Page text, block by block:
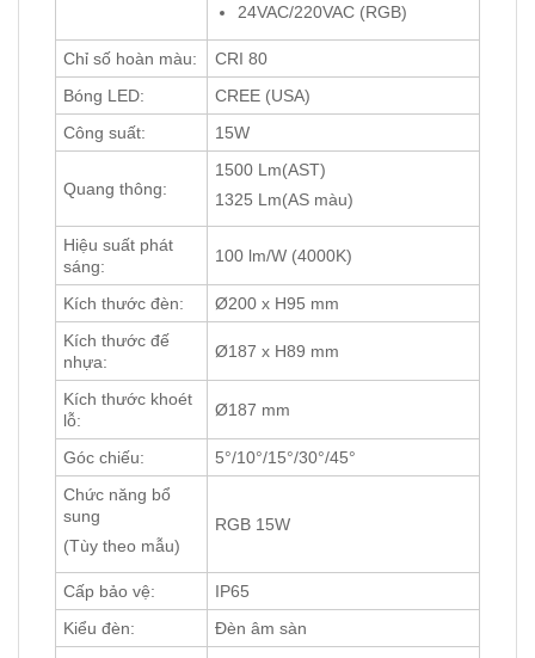
24VAC/220VAC (RGB)
Chỉ số hoàn màu:
CRI 80
Bóng LED:
CREE (USA)
Công suất:
15W
Quang thông:
1500 Lm(AST)
1325 Lm(AS màu)
Hiệu suất phát
sáng:
100 lm/W (4000K)
Kích thước đèn:
Ø200 x H95 mm
Kích thước đế
nhựa:
Ø187 x H89 mm
Kích thước khoét
lỗ:
Ø187 mm
Góc chiếu:
5°/10°/15°/30°/45°
Chức năng bổ
sung
(Tùy theo mẫu)
RGB 15W
Cấp bảo vệ:
IP65
Kiểu đèn:
Đèn âm sàn